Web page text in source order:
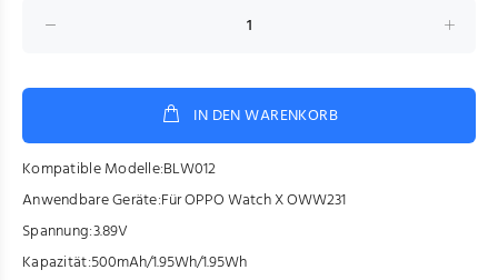
IN DEN WARENKORB
Kompatible Modelle:BLW012
Anwendbare Geräte:Für OPPO Watch X OWW231
Spannung:3.89V
Kapazität:500mAh/1.95Wh/1.95Wh